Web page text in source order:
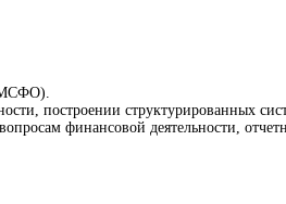
(МСФО).
построении структурированных
финансовой деятельности,